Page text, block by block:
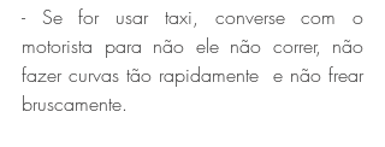
- Se for usar taxi, converse com o
motorista para não ele não correr, não
fazer curvas tão rapidamente  e não frear
bruscamente.